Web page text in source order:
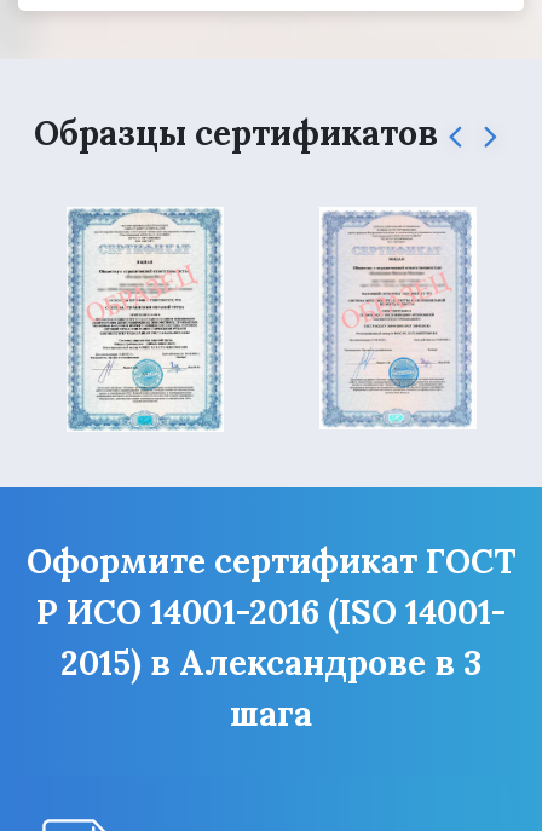
Образцы сертификатов
Оформите сертификат ГОСТ
Р ИСО 14001-2016 (ISO 14001-
2015) в Александрове в 3
шага